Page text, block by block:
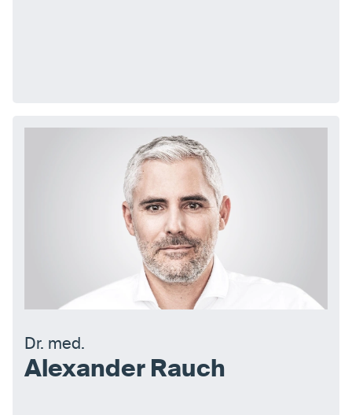
Dr. med.
Alexander Rauch